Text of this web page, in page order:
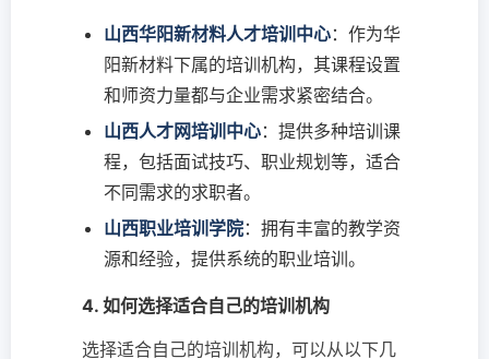
山西华阳新材料人才培训中心：作为华
阳新材料下属的培训机构，其课程设置
和师资力量都与企业需求紧密结合。
山西人才网培训中心：提供多种培训课
程，包括面试技巧、职业规划等，适合
不同需求的求职者。
山西职业培训学院：拥有丰富的教学资
源和经验，提供系统的职业培训。
4. 如何选择适合自己的培训机构
选择适合自己的培训机构，可以从以下几